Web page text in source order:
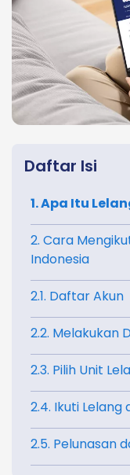
Daftar Isi
1. Apa Itu
2. Cara
Indonesia
2.1. Daftar Akun
2.2. Melakukan
2.3. Pilih Unit
2.4. Ikuti Lelang
2.5. Pelunasan